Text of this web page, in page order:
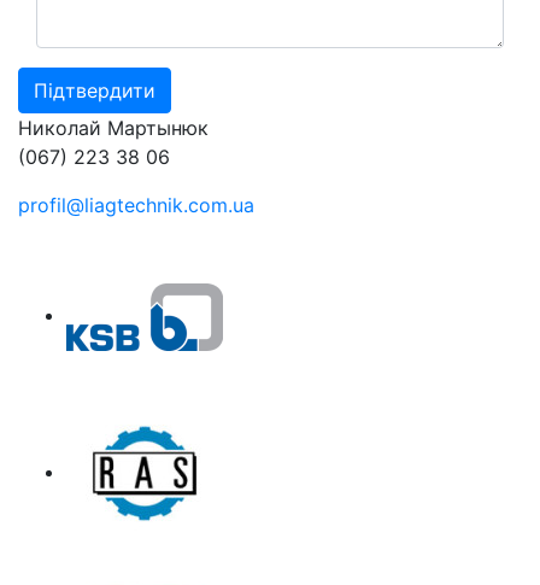
Николай Мартынюк
(067) 223 38 06
profil@liagtechnik.com.ua